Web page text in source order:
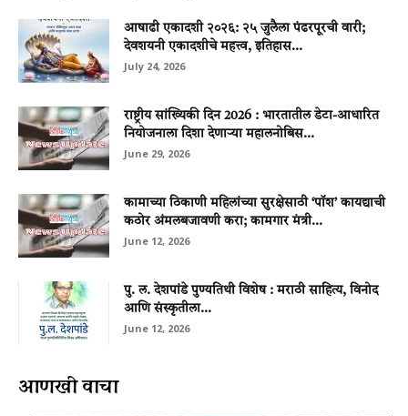
आषाढी एकादशी २०२६: २५ जुलैला पंढरपूरची वारी;
देवशयनी एकादशीचे महत्त्व, इतिहास...
July 24, 2026
राष्ट्रीय सांख्यिकी दिन 2026 : भारतातील डेटा-आधारित
नियोजनाला दिशा देणाऱ्या महालनोबिस...
June 29, 2026
कामाच्या ठिकाणी महिलांच्या सुरक्षेसाठी ‘पॉश’ कायद्याची
कठोर अंमलबजावणी करा; कामगार मंत्री...
June 12, 2026
पु. ल. देशपांडे पुण्यतिथी विशेष : मराठी साहित्य, विनोद
आणि संस्कृतीला...
June 12, 2026
आणखी वाचा